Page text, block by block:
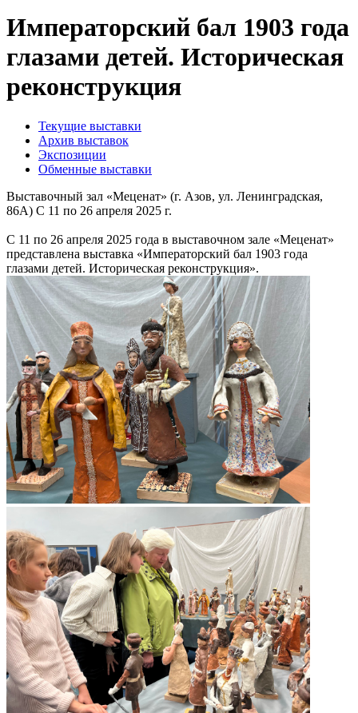
Императорский бал 1903 года
глазами детей. Историческая
реконструкция
Текущие выставки
Архив выставок
Экспозиции
Обменные выставки
Выставочный зал «Меценат» (г. Азов, ул. Ленинградская,
86А) С 11 по 26 апреля 2025 г.
С 11 по 26 апреля 2025 года в выставочном зале «Меценат»
представлена выставка «Императорский бал 1903 года
глазами детей. Историческая реконструкция».